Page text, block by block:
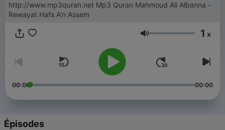
http://www.mp3quran.net Mp3 Quran Mahmoud Ali Albanna -
Rewayat Hafs A'n Assem
Volume 1 x
00:00 00:00
Épisodes